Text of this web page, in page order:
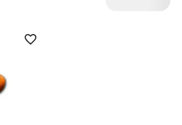
Zildjian Cymbales (1